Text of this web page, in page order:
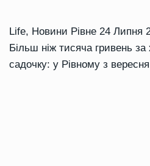
Life, Новини Рівне 24 Липня
Більш ніж тисяча гривень
садочку: у Рівному з